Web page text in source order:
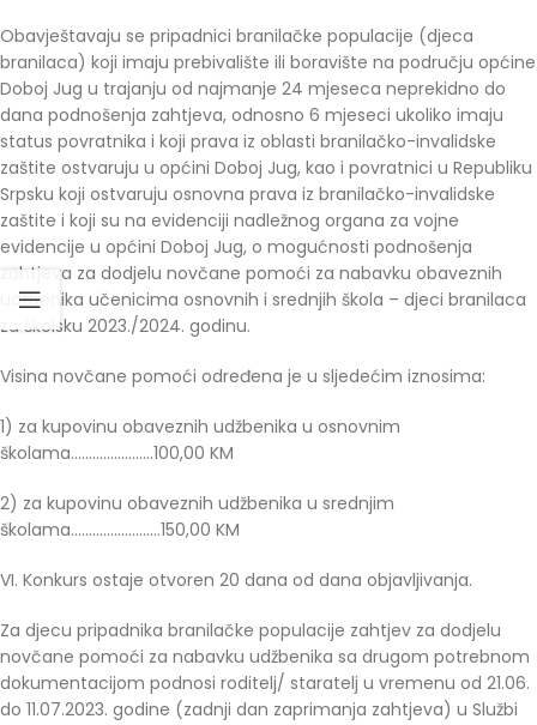
Obavještavaju se pripadnici branilačke populacije (djeca
branilaca) koji imaju prebivalište ili boravište na području općine
Doboj Jug u trajanju od najmanje 24 mjeseca neprekidno do
dana podnošenja zahtjeva, odnosno 6 mjeseci ukoliko imaju
status povratnika i koji prava iz oblasti branilačko-invalidske
zaštite ostvaruju u općini Doboj Jug, kao i povratnici u Republiku
Srpsku koji ostvaruju osnovna prava iz branilačko-invalidske
zaštite i koji su na evidenciji nadležnog organa za vojne
evidencije u općini Doboj Jug, o mogućnosti podnošenja
zahtjeva za dodjelu novčane pomoći za nabavku obaveznih
udžbenika učenicima osnovnih i srednjih škola – djeci branilaca
za školsku 2023./2024. godinu.
Visina novčane pomoći određena je u sljedećim iznosima:
1) za kupovinu obaveznih udžbenika u osnovnim
školama…………………..100,00 KM
2) za kupovinu obaveznih udžbenika u srednjim
školama…………………….150,00 KM
VI. Konkurs ostaje otvoren 20 dana od dana objavljivanja.
Za djecu pripadnika branilačke populacije zahtjev za dodjelu
novčane pomoći za nabavku udžbenika sa drugom potrebnom
dokumentacijom podnosi roditelj/ staratelj u vremenu od 21.06.
do 11.07.2023. godine (zadnji dan zaprimanja zahtjeva) u Službi